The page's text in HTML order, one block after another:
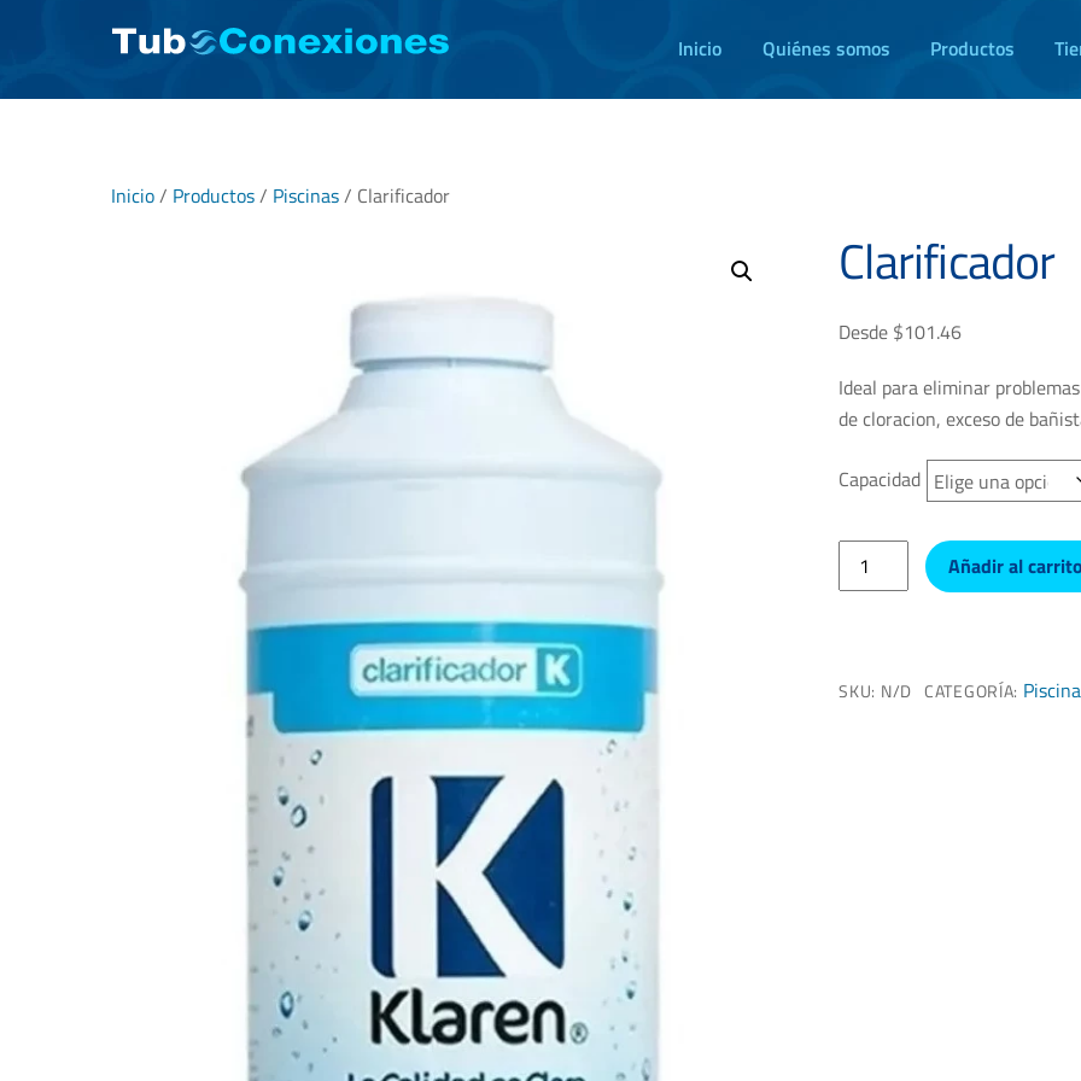
Inicio Quiénes somos Productos
Inicio/ Productos/ Piscinas/ Clarificador
Clarificador
Desde $101.46
Ideal para eliminar
de cloracion, exceso de
Capacidad
Clarificador
cantidad
Añadir al
SKU: N/D CATEGORÍA: